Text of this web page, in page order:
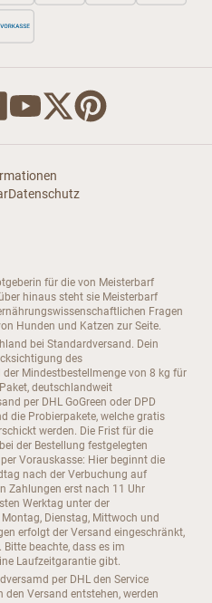
Datenschutz
für die von Meisterbarf
hinaus steht sie Meisterbarf
Fragen
Hunden und Katzen zur Seite.
bei Standardversand. Dein
des
Mindestbestellmenge von 8 kg für
deutschlandweit
per DHL GoGreen oder DPD
die Probierpakete, welche gratis
werden. Die Frist für die
der Bestellung festgelegten
Vorauskasse: Hier beginnt die
nach der Verbuchung auf
Zahlungen erst nach 11 Uhr
Werktag unter der
Dienstag, Mittwoch und
erfolgt der Versand eingeschränkt,
beachte, dass es im
Laufzeitgarantie gibt.
per DHL den Service
den Versand entstehen, werden